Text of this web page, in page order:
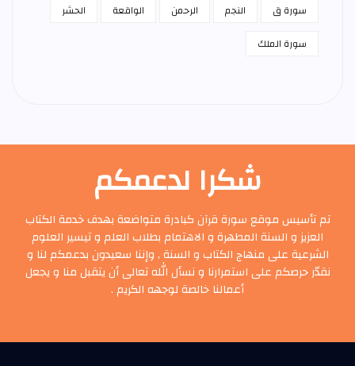
سورة ق
النجم الرحمن الواقعة
الحشر
سورة الملك
شكرا لدعمكم
تم تأسيس موقع سورة قرآن كبادرة متواضعة بهدف خدمة الكتاب
العزيز و السنة المطهرة و الاهتمام بطلاب العلم و تيسير العلوم
الشرعية على منهاج الكتاب و السنة , وإننا سعيدون بدعمكم لنا و
نقدّر حرصكم على استمرارنا و نسأل الله تعالى أن يتقبل منا و يجعل
أعمالنا خالصة لوجهه الكريم .